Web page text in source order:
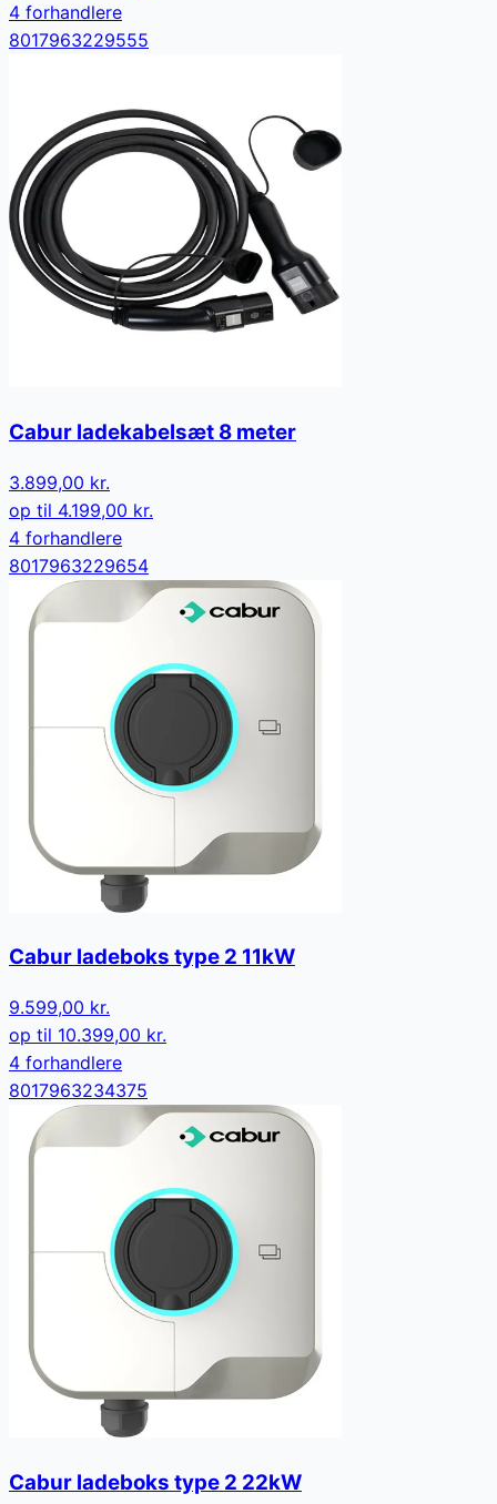
4 forhandlere
8017963229555
Cabur ladekabelsæt 8 meter
3.899,00 kr.
op til 4.199,00 kr.
4 forhandlere
8017963229654
Cabur ladeboks type 2 11kW
9.599,00 kr.
op til 10.399,00 kr.
4 forhandlere
8017963234375
Cabur ladeboks type 2 22kW